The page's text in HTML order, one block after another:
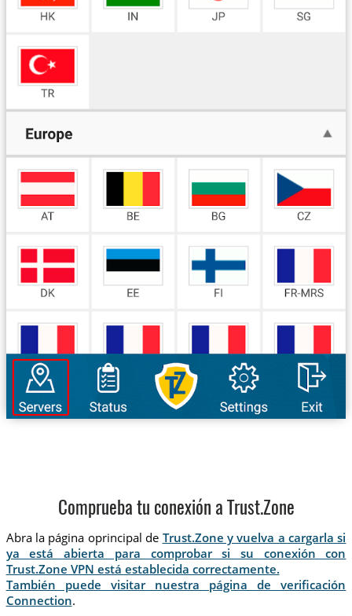
Comprueba tu conexión a Trust.Zone
Abra la página oprincipal de Trust.Zone y vuelva a cargarla si
ya está abierta para comprobar si su conexión con
Trust.Zone VPN está establecida correctamente.
También puede visitar nuestra página de verificación
Connection.